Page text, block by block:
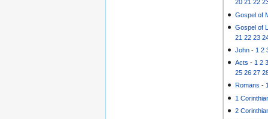
20 21 22
Gospel of
Gospel of
21 22 23
John - 1 2
Acts - 1 2
25 26 27
Romans -
1
2